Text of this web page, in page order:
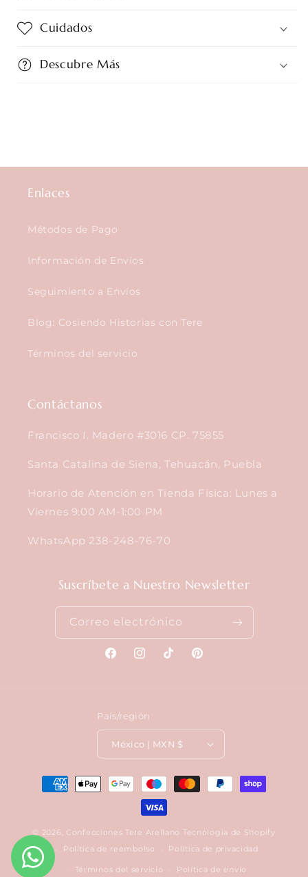
Cuidados
Descubre Más
Enlaces
Métodos de Pago
Información de Envíos
Seguimiento a Envíos
Blog: Cosiendo Historias con Tere
Términos del servicio
Contáctanos
Francisco I. Madero #3016 CP. 75855
Santa Catalina de Siena, Tehuacán, Puebla
Horario de Atención en Tienda Física: Lunes a
Viernes 9:00 AM-1:00 PM
WhatsApp 238-248-76-70
Suscríbete a Nuestro Newsletter
Correo electrónico
FacebookInstagramTikTokPinterest
País/región
México | MXN $
Formas
© 2026, Confecciones Tere Arellano Tecnología de Shopify
Política de reembolso
Política de privacidad
Términos del servicio Política de envío